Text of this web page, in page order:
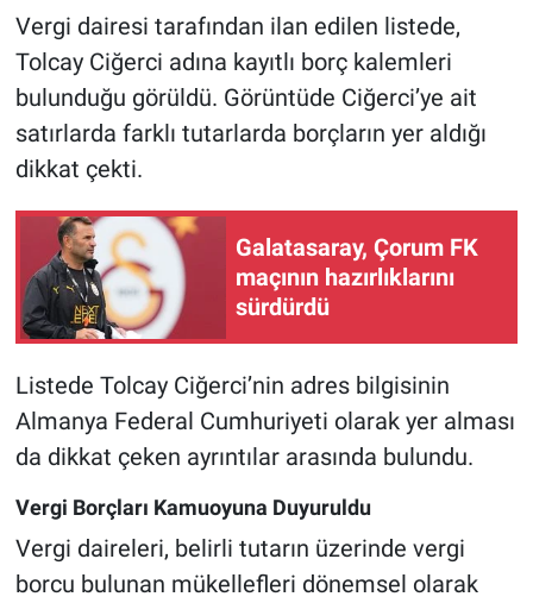
Vergi dairesi tarafından ilan edilen listede,
Tolcay Ciğerci adına kayıtlı borç kalemleri
bulunduğu görüldü. Görüntüde Ciğerci’ye ait
satırlarda farklı tutarlarda borçların yer aldığı
dikkat çekti.
Galatasaray, Çorum FK
maçının hazırlıklarını
sürdürdü
Listede Tolcay Ciğerci’nin adres bilgisinin
Almanya Federal Cumhuriyeti olarak yer alması
da dikkat çeken ayrıntılar arasında bulundu.
Vergi Borçları Kamuoyuna Duyuruldu
Vergi daireleri, belirli tutarın üzerinde vergi
borcu bulunan mükellefleri dönemsel olarak